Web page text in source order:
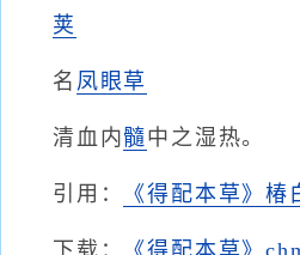
荚
名 凤眼草
清血内髓中之湿热。
引用： 《得配本草》椿
下载： 《得配本草》